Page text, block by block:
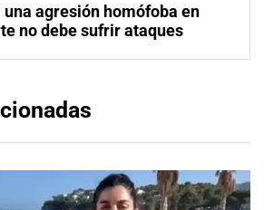
una agresión homófoba en
no debe sufrir ataques